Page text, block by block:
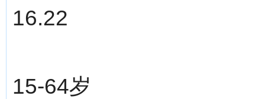
16.22
15-64岁